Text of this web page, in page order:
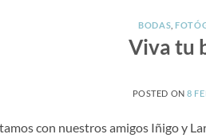
BODAS ,
Viva tu
POSTED ON8
con nuestros amigos Iñigo y